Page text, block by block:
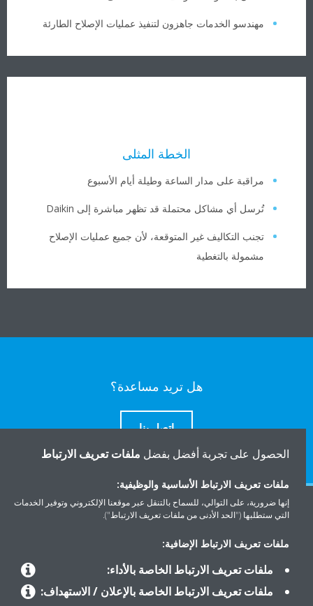
مهندسو الخدمات جاهزون لتنفيذ عمليات الإصلاح الطارئة
الخطة المثلى
مراقبة على مدار الساعة وطيلة أيام الأسبوع
تُرسل أي مشاكل محتملة قد تظهر مباشرة إلى Daikin
تجنب التكاليف غير المتوقعة، لأن جميع عمليات الإصلاح
مشمولة بالتغطية
هل تريد مساعدة؟
اتصل بنا
المنتجات
الحصول على تجربة أفضل بفضل ملفات تعريف الارتباط
ملفات تعريف الارتباط الأساسية والوظيفية:
إنها ضرورية، على التوالي، للسماح بالتنقل عبر موقعنا الإلكتروني وتوفير الخدمات
التي ستطلبها ("الحد الأدنى من ملفات تعريف الارتباط").
ملفات تعريف الارتباط الإضافية:
ملفات تعريف الارتباط الخاصة بالأداء:
ملفات تعريف الارتباط الخاصة بالإعلان / الاستهداف: